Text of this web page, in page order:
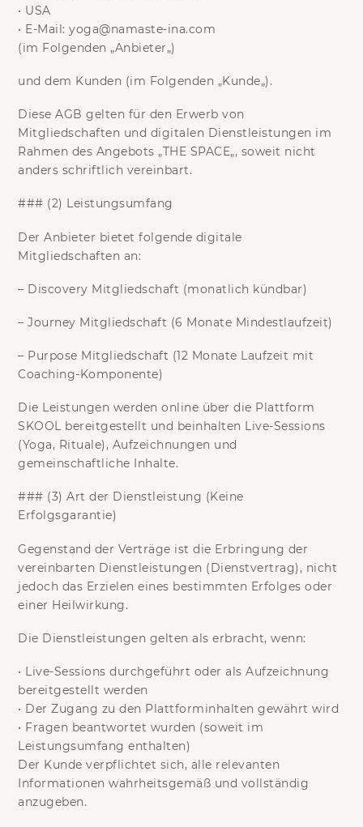
• USA
• E-Mail: yoga@namaste-ina.com
(im Folgenden „Anbieter„)
und dem Kunden (im Folgenden „Kunde„).
Diese AGB gelten für den Erwerb von
Mitgliedschaften und digitalen Dienstleistungen im
Rahmen des Angebots „THE SPACE„, soweit nicht
anders schriftlich vereinbart.
### (2) Leistungsumfang
Der Anbieter bietet folgende digitale
Mitgliedschaften an:
– Discovery Mitgliedschaft (monatlich kündbar)
–Journey Mitgliedschaft (6 Monate Mindestlaufzeit)
– Purpose Mitgliedschaft (12 Monate Laufzeit mit
Coaching-Komponente)
Die Leistungen werden online über die Plattform
SKOOL bereitgestellt und beinhalten Live-Sessions
(Yoga, Rituale), Aufzeichnungen und
gemeinschaftliche Inhalte.
### (3) Art der Dienstleistung (Keine
Erfolgsgarantie)
Gegenstand der Verträge ist die Erbringung der
vereinbarten Dienstleistungen (Dienstvertrag), nicht
jedoch das Erzielen eines bestimmten Erfolges oder
einer Heilwirkung.
Die Dienstleistungen gelten als erbracht, wenn:
• Live-Sessions durchgeführt oder als Aufzeichnung
bereitgestellt werden
• Der Zugang zu den Plattforminhalten gewährt wird
• Fragen beantwortet wurden (soweit im
Leistungsumfang enthalten)
Der Kunde verpflichtet sich, alle relevanten
Informationen wahrheitsgemäß und vollständig
anzugeben.